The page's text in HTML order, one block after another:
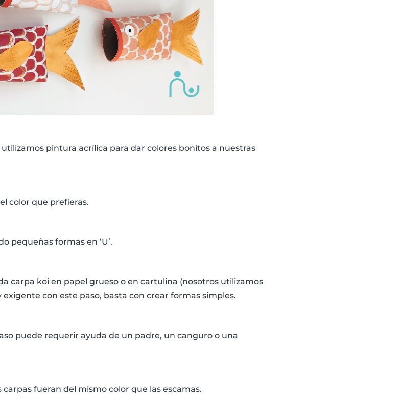
pintura acrílica para dar colores bonitos a nuestras
color que prefieras.
pequeñas formas en ‘U’.
carpa koi en papel grueso o en cartulina (nosotros utilizamos
con este paso, basta con crear formas simples.
puede requerir ayuda de un padre, un canguro o una
fueran del mismo color que las escamas.